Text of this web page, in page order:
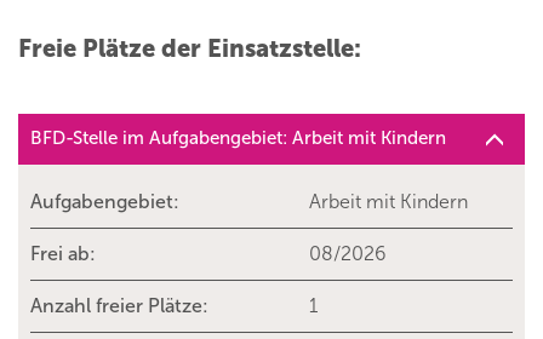
Freie Plätze der Einsatzstelle:
BFD-Stelle im Aufgabengebiet: Arbeit mit Kindern
Aufgabengebiet: Arbeit mit Kindern
Frei ab: 08/2026
Anzahl freier Plätze: 1